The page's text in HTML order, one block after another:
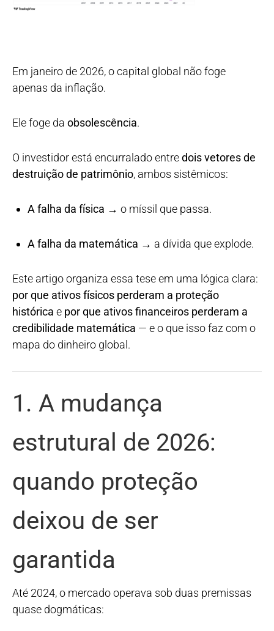
Em janeiro de 2026, o capital global não foge
apenas da inflação.
Ele foge da obsolescência.
O investidor está encurralado entredois vetores de
destruição de patrimônio, ambos sistêmicos:
A falha da física → o míssil que passa.
A falha da matemática → a dívida que explode.
Este artigo organiza essa tese em uma lógica clara:
por que ativos físicos perderam a proteção
histórica e por que ativos financeiros perderam a
credibilidade matemática — e o que isso faz com o
mapa do dinheiro global.
1. A mudança
estrutural de 2026:
quando proteção
deixou de ser
garantida
Até 2024, o mercado operava sob duas premissas
quase dogmáticas: